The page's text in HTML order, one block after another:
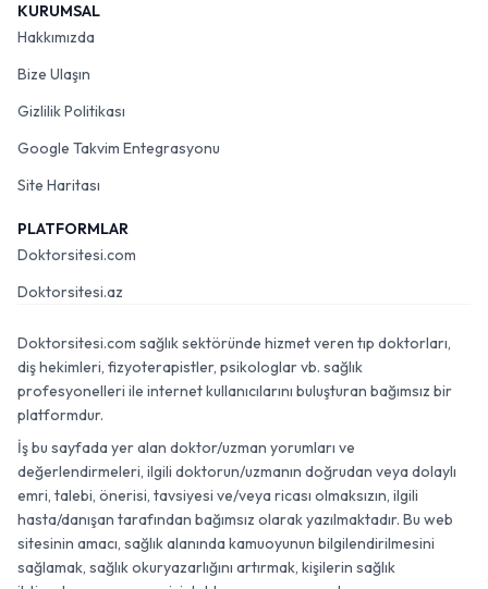
KURUMSAL
Hakkımızda
Bize Ulaşın
Gizlilik Politikası
Google Takvim Entegrasyonu
Site Haritası
PLATFORMLAR
Doktorsitesi.com
Doktorsitesi.az
Doktorsitesi.com sağlık sektöründe hizmet veren tıp doktorları,
diş hekimleri, fizyoterapistler, psikologlar vb. sağlık
profesyonelleri ile internet kullanıcılarını buluşturan bağımsız bir
platformdur.
İş bu sayfada yer alan doktor/uzman yorumları ve
değerlendirmeleri, ilgili doktorun/uzmanın doğrudan veya dolaylı
emri, talebi, önerisi, tavsiyesi ve/veya ricası olmaksızın, ilgili
hasta/danışan tarafından bağımsız olarak yazılmaktadır. Bu web
sitesinin amacı, sağlık alanında kamuoyunun bilgilendirilmesini
sağlamak, sağlık okuryazarlığını artırmak, kişilerin sağlık